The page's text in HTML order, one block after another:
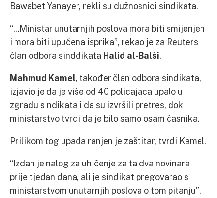
Bawabet Yanayer, rekli su dužnosnici sindikata.
“…Ministar unutarnjih poslova mora biti smijenjen
i mora biti upućena isprika”, rekao je za Reuters
član odbora sinddikata Halid al-Balši.
Mahmud Kamel, također član odbora sindikata,
izjavio je da je više od 40 policajaca upalo u
zgradu sindikata i da su izvršili pretres, dok
ministarstvo tvrdi da je bilo samo osam časnika.
Prilikom tog upada ranjen je zaštitar, tvrdi Kamel.
“Izdan je nalog za uhićenje za ta dva novinara
prije tjedan dana, ali je sindikat pregovarao s
ministarstvom unutarnjih poslova o tom pitanju”,